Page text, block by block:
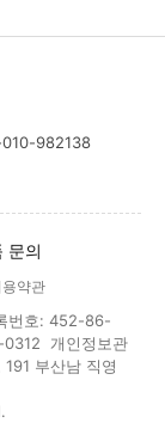
982138
문의
용약관
번호: 452-86-
개인정보관
부산남 직영